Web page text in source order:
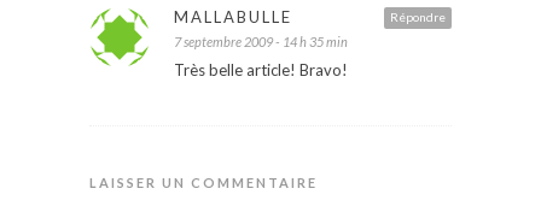
Répondre
MALLABULLE
7 septembre 2009 - 14 h 35 min
Très belle article! Bravo!
LAISSER UN COMMENTAIRE